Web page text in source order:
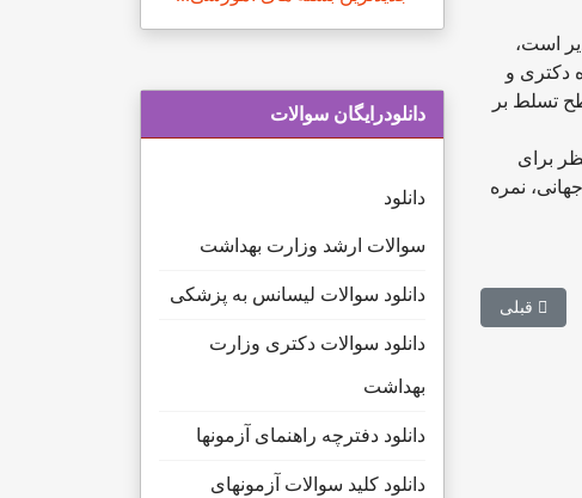
است،
دکتری و
تسلط بر
برای
نسبت به سطح جهانی، نمره
مطلب قبلی: زمان ارائه نمره زبان دانشجویان دکتری دانشگاه آزاد
قبلی
دانلودرایگان سوالات
دانلود
سوالات ارشد وزارت بهداشت
دانلود سوالات لیسانس به پزشکی
دانلود سوالات دکتری وزارت
بهداشت
دانلود دفترچه راهنمای آزمونها
دانلود کلید سوالات آزمونهای